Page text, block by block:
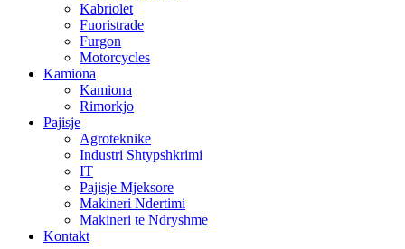
Kabriolet
Fuoristrade
Furgon
Motorcycles
Kamiona
Kamiona
Rimorkjo
Pajisje
Agroteknike
Industri Shtypshkrimi
IT
Pajisje Mjeksore
Makineri Ndertimi
Makineri te Ndryshme
Kontakt